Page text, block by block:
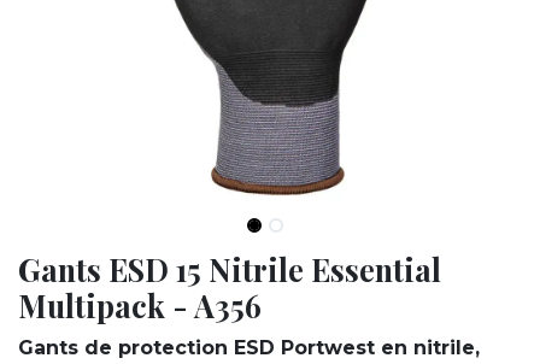
Gants ESD 15 Nitrile Essential
Multipack - A356
Gants de protection ESD Portwest en nitrile,